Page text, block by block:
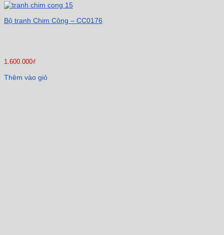
Bộ tranh Chim Công – CC0176
1.600.000₫
Thêm vào giỏ